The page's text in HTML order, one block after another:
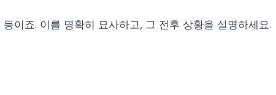
이죠. 이를 명확히 묘사하고, 그 전후 상황을 설명하세요.